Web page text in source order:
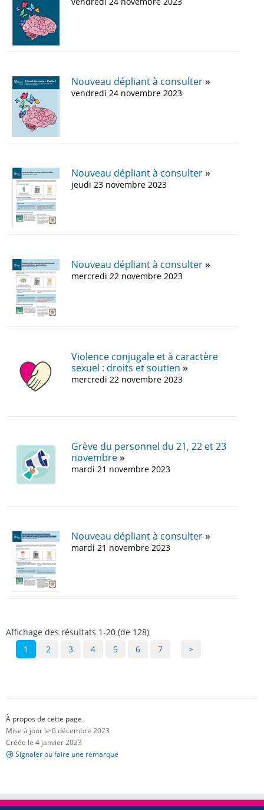
Nouveau dépliant à consulter
vendredi 24 novembre 2023
Nouveau dépliant à consulter
jeudi 23 novembre 2023
Nouveau dépliant à consulter
mercredi 22 novembre 2023
Violence conjugale et à caractère
sexuel : droits et soutien
mercredi 22 novembre 2023
Grève du personnel du 21, 22 et 23
novembre
mardi 21 novembre 2023
Nouveau dépliant à consulter
mardi 21 novembre 2023
Affichage des résultats 1-20 (de 128)
1
2 3 4 5 6 7 >
À propos de cette page
Mise à jour le 6 décembre 2023
Créée le 4 janvier 2023
Signaler ou faire une remarque